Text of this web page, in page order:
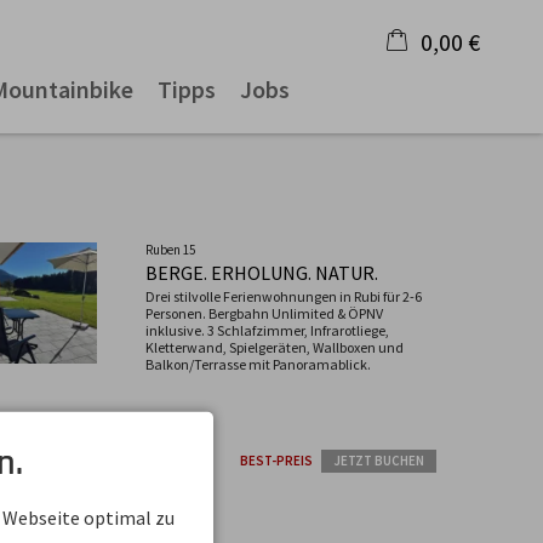
Tipps Jobs
0,00 €
Warenkorb ist leer
Ruben 15
BERGE. ERHOLUNG. NATUR.
Drei stilvolle Ferienwohnungen in Rubi für 2-6
Personen. Bergbahn Unlimited & ÖPNV
inklusive. 3 Schlafzimmer, Infrarotliege,
Kletterwand, Spielgeräten, Wallboxen und
Balkon/Terrasse mit Panoramablick.
BEST-PREIS JETZT BUCHEN
Webseite optimal zu